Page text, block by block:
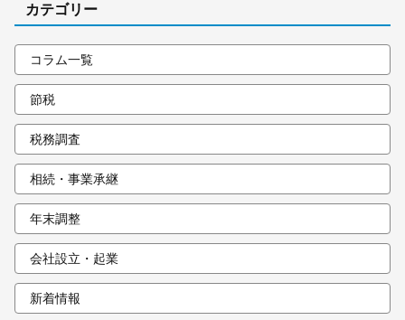
カテゴリー
コラム一覧
節税
税務調査
相続・事業承継
年末調整
会社設立・起業
新着情報